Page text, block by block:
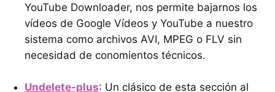
YouTube Downloader, nos permite bajarnos los
vídeos de Google Vídeos y YouTube a nuestro
sistema como archivos AVI, MPEG o FLV sin
necesidad de conomientos técnicos.
Undelete-plus: Un clásico de esta sección al